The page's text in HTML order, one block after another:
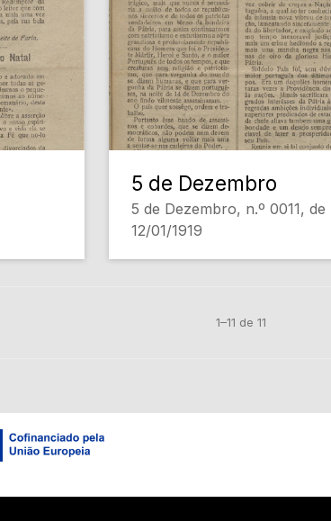
5 de Dezembro
5 de Dezembro, n.º 0011, de
12/01/1919
1–11 de 11